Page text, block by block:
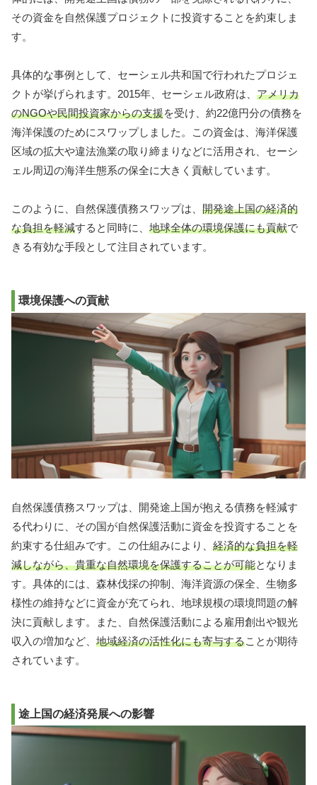
その資金を自然保護プロジェクトに投資することを約束しま
す。
具体的な事例として、セーシェル共和国で行われたプロジェ
クトが挙げられます。2015年、セーシェル政府は、 アメリカ
のNGOや民間投資家からの支援を受け、約22億円分の債務を
海洋保護のためにスワップしました。この資金は、海洋保護
区域の拡大や違法漁業の取り締まりなどに活用され、セーシ
ェル周辺の海洋生態系の保全に大きく貢献しています。
このように、自然保護債務スワップは、 開発途上国の経済的
な負担を軽減すると同時に、 地球全体の環境保護にも貢献で
きる有効な手段として注目されています。
環境保護への貢献
自然保護債務スワップは、開発途上国が抱える債務を軽減す
る代わりに、その国が自然保護活動に資金を投資することを
約束する仕組みです。この仕組みにより、 経済的な負担を軽
減しながら、貴重な自然環境を保護することが可能となりま
す。具体的には、森林伐採の抑制、海洋資源の保全、生物多
様性の維持などに資金が充てられ、地球規模の環境問題の解
決に貢献します。また、自然保護活動による雇用創出や観光
収入の増加など、 地域経済の活性化にも寄与することが期待
されています。
途上国の経済発展への影響